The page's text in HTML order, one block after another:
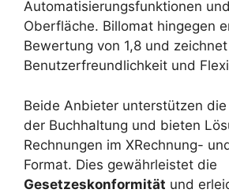
Automatisierungsfunktionen
Oberfläche. Billomat hingegen
Bewertung von 1,8 und
Benutzerfreundlichkeit und
Beide Anbieter unterstützen die
der Buchhaltung und bieten
Rechnungen im XRechnung-
Format. Dies gewährleistet die
Gesetzeskonformität und